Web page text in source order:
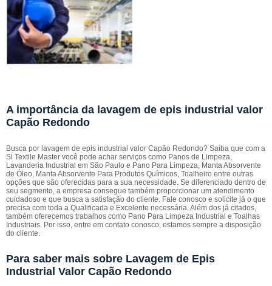
A importância da lavagem de epis industrial valor
Capão Redondo
Busca por lavagem de epis industrial valor Capão Redondo? Saiba que com a
Sl Textile Master você pode achar serviços como Panos de Limpeza,
Lavanderia Industrial em São Paulo e Pano Para Limpeza, Manta Absorvente
de Óleo, Manta Absorvente Para Produtos Químicos, Toalheiro entre outras
opções que são oferecidas para a sua necessidade. Se diferenciado dentro de
seu segmento, a empresa consegue também proporcionar um atendimento
cuidadoso e que busca a satisfação do cliente. Fale conosco e solicite já o que
precisa com toda a Qualificada e Excelente necessária. Além dos já citados,
também oferecemos trabalhos como Pano Para Limpeza Industrial e Toalhas
Industriais. Por isso, entre em contato conosco, estamos sempre a disposição
do cliente.
Para saber mais sobre Lavagem de Epis
Industrial Valor Capão Redondo